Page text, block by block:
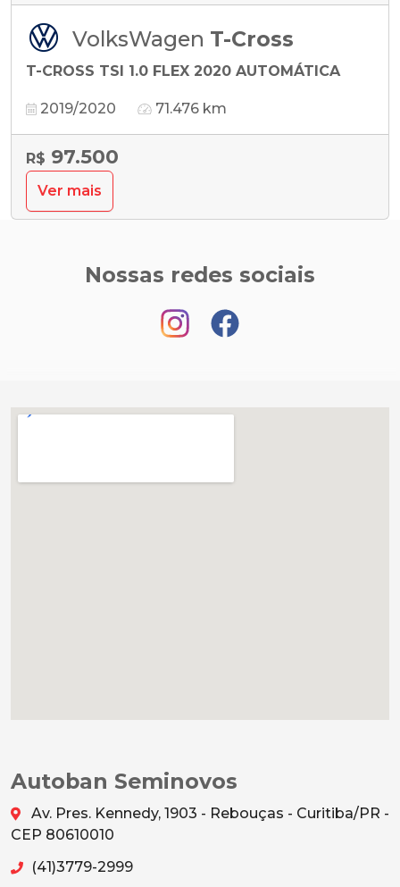
VolksWagen T-Cross
T-CROSS TSI 1.0 FLEX 2020 AUTOMÁTICA
2019/2020 71.476 km
R$ 97.500
Ver mais
Nossas redes sociais
Autoban Seminovos
Av. Pres. Kennedy, 1903 - Rebouças - Curitiba/PR -
CEP 80610010
(41)3779-2999